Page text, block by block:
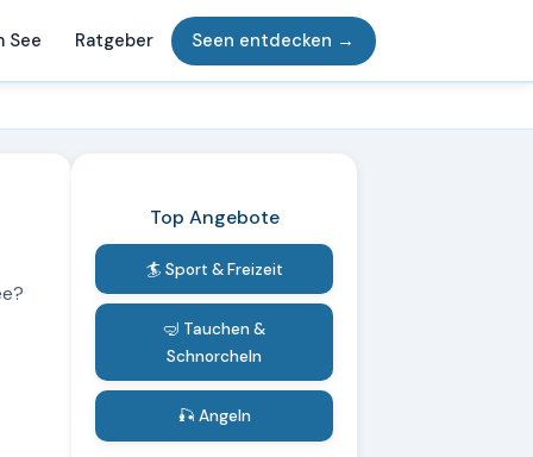
See Ratgeber Seen entdecken →
Top Angebote
🏄 Sport & Freizeit
🤿 Tauchen &
Schnorcheln
🎣 Angeln